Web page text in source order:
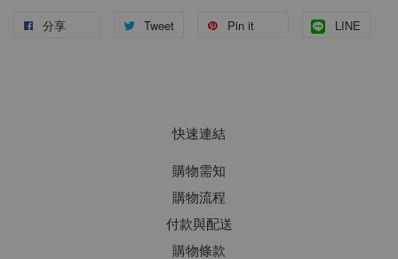
分享 Tweet Pin it LINE
快速連結
購物需知
購物流程
付款與配送
購物條款